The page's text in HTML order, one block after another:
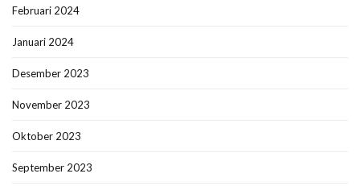
Februari 2024
Januari 2024
Desember 2023
November 2023
Oktober 2023
September 2023